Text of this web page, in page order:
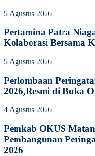
5 Agustus 2026
Pertamina Patra
Kolaborasi Bersama
5 Agustus 2026
Perlombaan
2026,Resmi di Buka
4 Agustus 2026
Pemkab OKUS
Pembangunan
2026